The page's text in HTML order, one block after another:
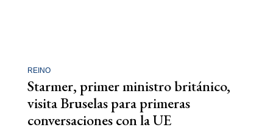
REINO
Starmer, primer ministro británico,
visita Bruselas para primeras
conversaciones con la UE